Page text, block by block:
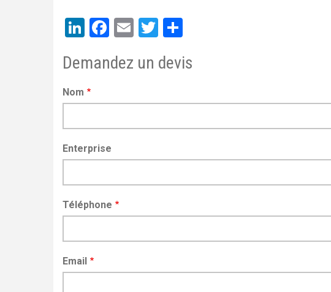
LinkedIn
Facebook
EmailTwitter
Demandez un devis
Nom
Enterprise
Téléphone
Email